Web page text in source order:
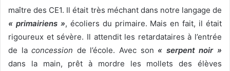
maître des CE1. Il était très méchant dans notre langage de
« primairiens », écoliers du primaire. Mais en fait, il était
rigoureux et sévère. Il attendit les retardataires à l’entrée
de laconcession de l’école. Avec son « serpent noir »
dans la main, prêt à mordre les mollets des élèves